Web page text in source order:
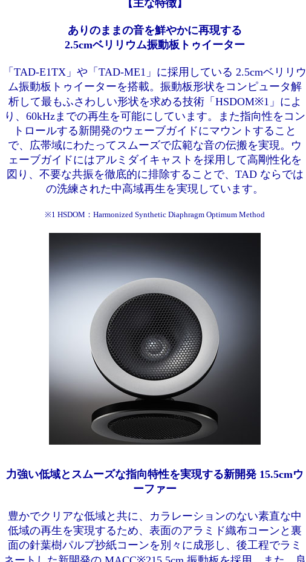
【主な特徴】
ありのままの音を鮮やかに再現する
2.5cmベリリウム振動板トゥイーター
「TAD-E1TX」や「TAD-ME1」に採用している 2.5cmベリリウ
ム振動板トゥイーターを搭載。振動板形状をコンピュータ解
析して最もふさわしい形状を求める技術「HSDOM※1」によ
り、60kHzまでの再生を可能にしています。また指向性をコン
トロールする新開発のウェーブガイドにマウントすること
で、広帯域にわたってスムーズで広範な音の伝搬を実現。ウ
ェーブガイドにはアルミダイキャストを採用して高剛性化を
図り、不要な共振を徹底的に排除することで、TAD ならでは
の洗練された中高域再生を実現しています。
※1 HSDOM：Harmonized Synthetic Diaphragm Optimum Method
力強い低域とスムーズな指向特性を実現する新開発 15.5cmウ
ーファー
豊かでクリアな低域と共に、カラレーションのない素直な中
低域の再生を実現するため、表面のアラミド織布コーンと裏
面の針葉樹パルプ抄紙コーンを別々に成形し、後工程でラミ